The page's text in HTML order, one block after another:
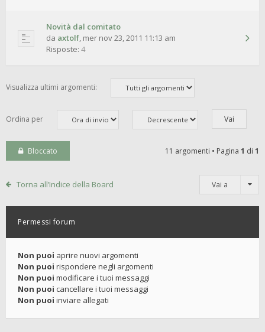
Novità dal comitato
da axtolf, mer nov 23, 2011 11:13 am
Risposte: 4
Visualizza ultimi argomenti:
Ordina per
Bloccato 11 argomenti • Pagina 1 di 1
Torna all’Indice della Board Vai a
Permessi forum
Non puoi aprire nuovi argomenti
Non puoi rispondere negli argomenti
Non puoi modificare i tuoi messaggi
Non puoi cancellare i tuoi messaggi
Non puoi inviare allegati